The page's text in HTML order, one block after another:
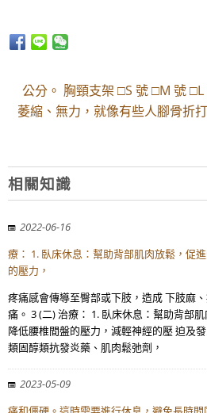
公分。 胸頸支架 □S 號 □M 號 □L
萎縮、無力，就像有些人腳骨折
相關知識
2022-06-16
療： 1. 臥床休息：幫助背部肌肉放鬆，促
的壓力，
疼痛感會傳導至臀部或下肢，造成 下肢麻
痛。 3 (二) 治療： 1. 臥床休息：幫助背部
降低腰椎間盤的壓力，減輕神經的壓 迫及
類固醇類抗發炎藥、肌肉鬆弛劑，
2023-05-09